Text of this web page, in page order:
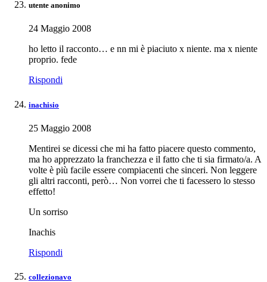
utente anonimo
24 Maggio 2008
ho letto il racconto… e nn mi è piaciuto x niente. ma x niente
proprio. fede
Rispondi
inachisio
25 Maggio 2008
Mentirei se dicessi che mi ha fatto piacere questo commento,
ma ho apprezzato la franchezza e il fatto che ti sia firmato/a. A
volte è più facile essere compiacenti che sinceri. Non leggere
gli altri racconti, però… Non vorrei che ti facessero lo stesso
effetto!
Un sorriso
Inachis
Rispondi
collezionavo